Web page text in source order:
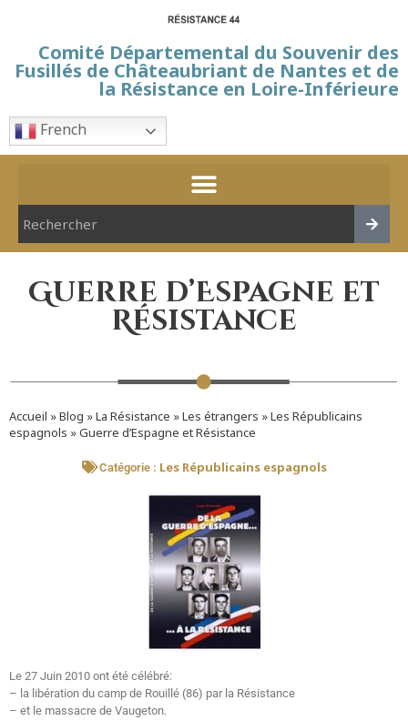
Comité Départemental du Souvenir des
Fusillés de Châteaubriant de Nantes et de
la Résistance en Loire-Inférieure
French
Guerre d’Espagne et
Résistance
Accueil »Blog »La Résistance »Les étrangers »Les Républicains
espagnols »Guerre d’Espagne et Résistance
Catégorie : Les Républicains espagnols
Le 27 Juin 2010 ont été célébré:
– la libération du camp de Rouillé (86) par la Résistance
– et le massacre de Vaugeton.